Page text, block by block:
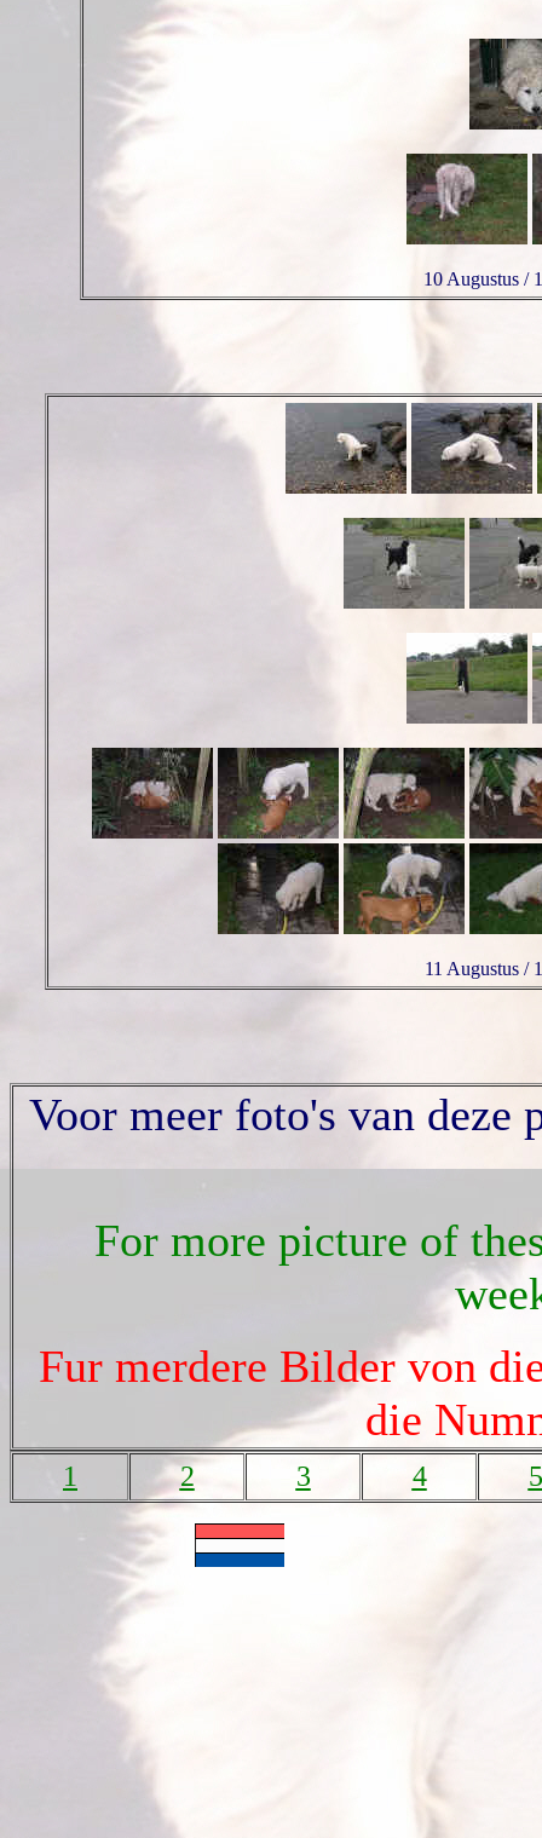
10 Augustus /
11 Augustus /
Voor meer foto's van
For more picture of
Fur merdere Bilder von
die
1 2 3 4 5